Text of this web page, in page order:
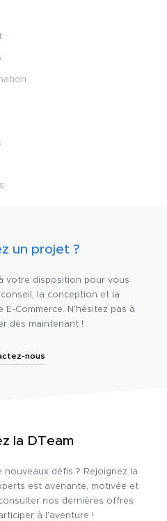
un projet ?
votre disposition pour vous
la conception et la
Commerce. N'hésitez pas à
dès maintenant !
nous
la DTeam
défis ? Rejoignez la
est avenante, motivée et
nos dernières offres
à l'aventure !